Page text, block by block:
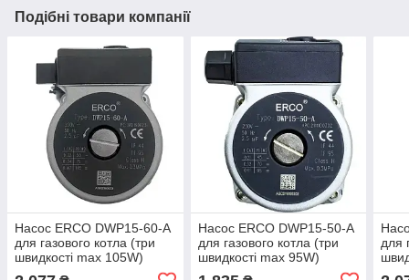
Подібні товари компанії
Насос ERCO DWP15-60-A
для газового котла (три
швидкості max 105W)
замість Grundfos UPS 15-
Насос ERCO DWP15-50-A
для газового котла (три
швидкості max 95W)
замість Grundfos UPS 15-
для